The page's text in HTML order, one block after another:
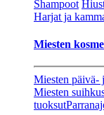
Shampoot
Harjat ja
Miesten
Miesten päivä-
Miesten
tuoksut